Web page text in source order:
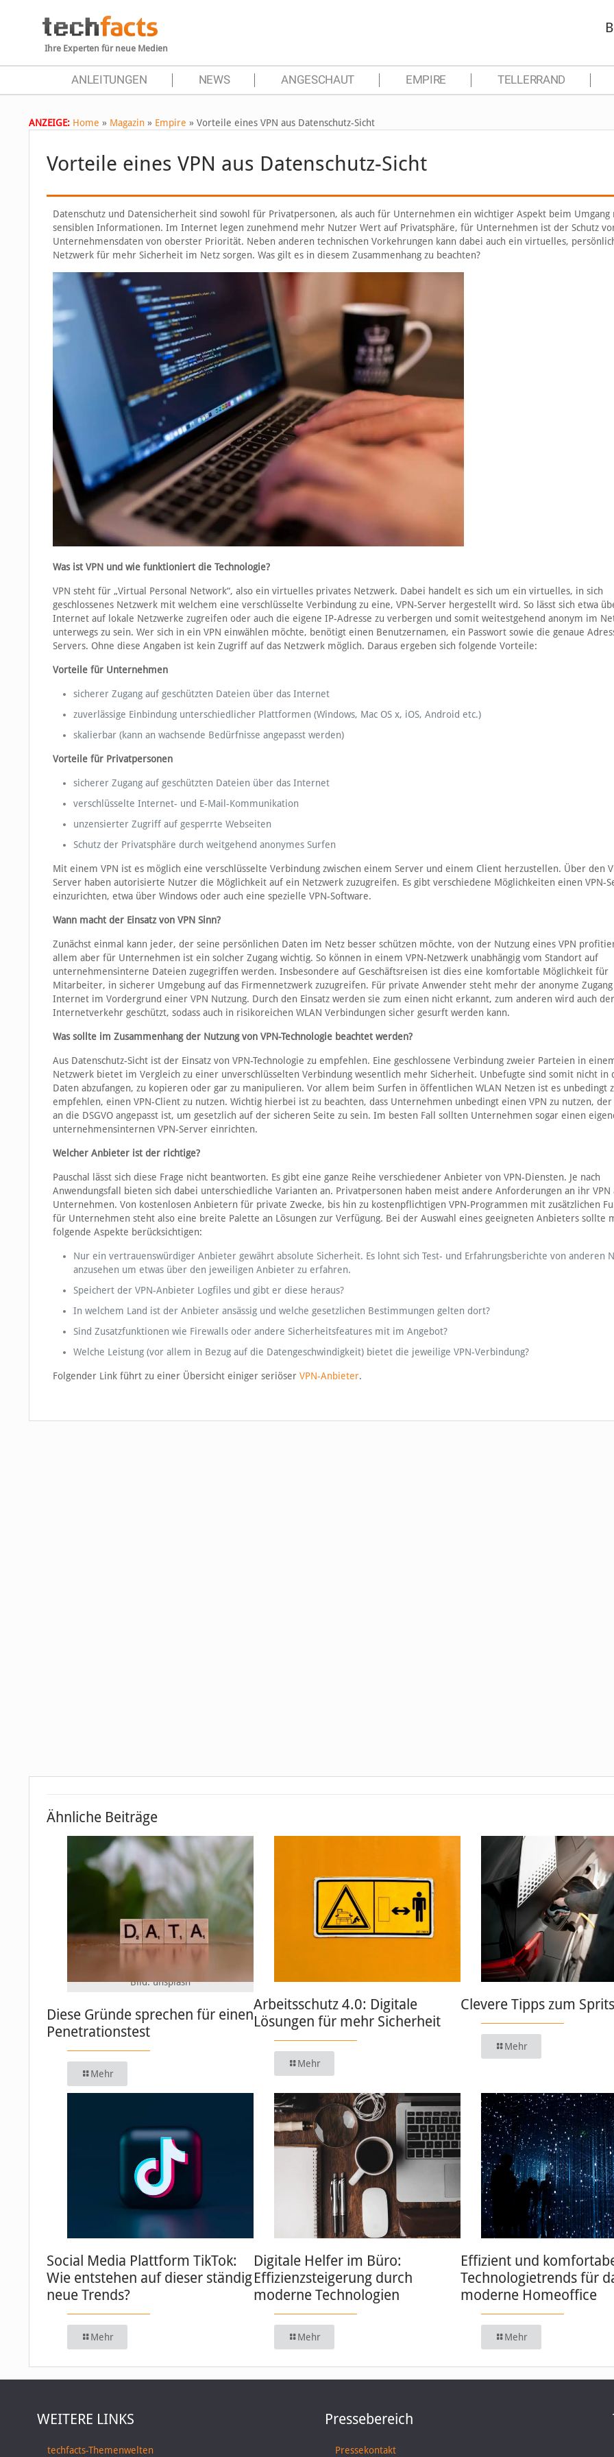
Ihre Experten für neue Medien
ANLEITUNGEN NEWS ANGESCHAUT EMPIRE TELLERRAND
ANZEIGE: Home » Magazin » Empire » Vorteile eines VPN aus Datenschutz-Sicht
Vorteile eines VPN aus Datenschutz-Sicht
Datenschutz und Datensicherheit sind sowohl für Privatpersonen, als auch für Unternehmen ein wichtiger Aspekt beim Umgang
sensiblen Informationen. Im Internet legen zunehmend mehr Nutzer Wert auf Privatsphäre, für Unternehmen ist der Schutz
Unternehmensdaten von oberster Priorität. Neben anderen technischen Vorkehrungen kann dabei auch ein virtuelles,
Netzwerk für mehr Sicherheit im Netz sorgen. Was gilt es in diesem Zusammenhang zu beachten?
Was ist VPN und wie funktioniert die Technologie?
VPN steht für „Virtual Personal Network“, also ein virtuelles privates Netzwerk. Dabei handelt es sich um ein virtuelles, in sich
geschlossenes Netzwerk mit welchem eine verschlüsselte Verbindung zu eine, VPN-Server hergestellt wird. So lässt sich etwa
Internet auf lokale Netzwerke zugreifen oder auch die eigene IP-Adresse zu verbergen und somit weitestgehend anonym im
unterwegs zu sein. Wer sich in ein VPN einwählen möchte, benötigt einen Benutzernamen, ein Passwort sowie die genaue
Servers. Ohne diese Angaben ist kein Zugriff auf das Netzwerk möglich. Daraus ergeben sich folgende Vorteile:
Vorteile für Unternehmen
sicherer Zugang auf geschützten Dateien über das Internet
zuverlässige Einbindung unterschiedlicher Plattformen (Windows, Mac OS x, iOS, Android etc.)
skalierbar (kann an wachsende Bedürfnisse angepasst werden)
Vorteile für Privatpersonen
sicherer Zugang auf geschützten Dateien über das Internet
verschlüsselte Internet- und E-Mail-Kommunikation
unzensierter Zugriff auf gesperrte Webseiten
Schutz der Privatsphäre durch weitgehend anonymes Surfen
Mit einem VPN ist es möglich eine verschlüsselte Verbindung zwischen einem Server und einem Client herzustellen. Über den
Server haben autorisierte Nutzer die Möglichkeit auf ein Netzwerk zuzugreifen. Es gibt verschiedene Möglichkeiten einen VPN-
einzurichten, etwa über Windows oder auch eine spezielle VPN-Software.
Wann macht der Einsatz von VPN Sinn?
Zunächst einmal kann jeder, der seine persönlichen Daten im Netz besser schützen möchte, von der Nutzung eines VPN
allem aber für Unternehmen ist ein solcher Zugang wichtig. So können in einem VPN-Netzwerk unabhängig vom Standort auf
unternehmensinterne Dateien zugegriffen werden. Insbesondere auf Geschäftsreisen ist dies eine komfortable Möglichkeit für
Mitarbeiter, in sicherer Umgebung auf das Firmennetzwerk zuzugreifen. Für private Anwender steht mehr der anonyme
Internet im Vordergrund einer VPN Nutzung. Durch den Einsatz werden sie zum einen nicht erkannt, zum anderen wird auch der
Internetverkehr geschützt, sodass auch in risikoreichen WLAN Verbindungen sicher gesurft werden kann.
Was sollte im Zusammenhang der Nutzung von VPN-Technologie beachtet werden?
Aus Datenschutz-Sicht ist der Einsatz von VPN-Technologie zu empfehlen. Eine geschlossene Verbindung zweier Parteien in
Netzwerk bietet im Vergleich zu einer unverschlüsselten Verbindung wesentlich mehr Sicherheit. Unbefugte sind somit nicht in
Daten abzufangen, zu kopieren oder gar zu manipulieren. Vor allem beim Surfen in öffentlichen WLAN Netzen ist es unbedingt
empfehlen, einen VPN-Client zu nutzen. Wichtig hierbei ist zu beachten, dass Unternehmen unbedingt einen VPN zu nutzen,
an die DSGVO angepasst ist, um gesetzlich auf der sicheren Seite zu sein. Im besten Fall sollten Unternehmen sogar einen
unternehmensinternen VPN-Server einrichten.
Welcher Anbieter ist der richtige?
Pauschal lässt sich diese Frage nicht beantworten. Es gibt eine ganze Reihe verschiedener Anbieter von VPN-Diensten. Je nach
Anwendungsfall bieten sich dabei unterschiedliche Varianten an. Privatpersonen haben meist andere Anforderungen an ihr VPN
Unternehmen. Von kostenlosen Anbietern für private Zwecke, bis hin zu kostenpflichtigen VPN-Programmen mit zusätzlichen
für Unternehmen steht also eine breite Palette an Lösungen zur Verfügung. Bei der Auswahl eines geeigneten Anbieters sollte
folgende Aspekte berücksichtigen:
Nur ein vertrauenswürdiger Anbieter gewährt absolute Sicherheit. Es lohnt sich Test- und Erfahrungsberichte von anderen
anzusehen um etwas über den jeweiligen Anbieter zu erfahren.
Speichert der VPN-Anbieter Logfiles und gibt er diese heraus?
In welchem Land ist der Anbieter ansässig und welche gesetzlichen Bestimmungen gelten dort?
Sind Zusatzfunktionen wie Firewalls oder andere Sicherheitsfeatures mit im Angebot?
Welche Leistung (vor allem in Bezug auf die Datengeschwindigkeit) bietet die jeweilige VPN-Verbindung?
Folgender Link führt zu einer Übersicht einiger seriöser VPN-Anbieter.
Ähnliche Beiträge
Bild: unsplash
Diese Gründe sprechen für einen
Penetrationstest
Mehr
Arbeitsschutz 4.0: Digitale
Lösungen für mehr Sicherheit
Mehr
Clevere Tipps zum
Mehr
Social Media Plattform TikTok:
Wie entstehen auf dieser ständig
neue Trends?
Mehr
Digitale Helfer im Büro:
Effizienzsteigerung durch
moderne Technologien
Mehr
Effizient und
Technologietrends für
moderne Homeoffice
Mehr
WEITERE LINKS
techfacts-Themenwelten
Pressebereich
Pressekontakt